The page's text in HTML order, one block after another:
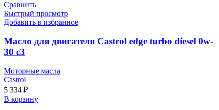
Сравнить
Быстрый просмотр
Добавить в избранное
Масло для двигателя Castrol edge turbo diesel 0w-
30 c3
Моторные масла
Castrol
5 334 ₽
В корзину